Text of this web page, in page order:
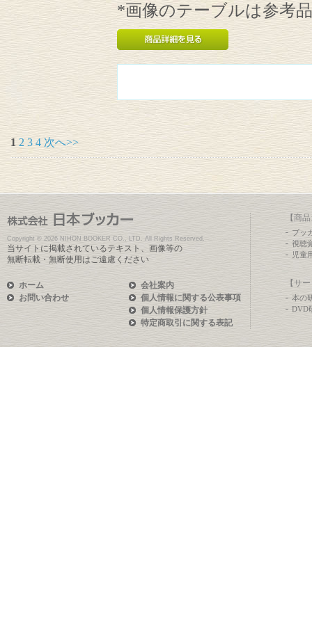
*画像のテーブルは参考
1 2 3 4 次へ>>
Copyright © 2026 NIHON BOOKER CO., LTD. All Rights Reserved.
当サイトに掲載されているテキスト、画像等の
無断転載・無断使用はご遠慮ください
ホーム
お問い合わせ
会社案内
個人情報に関する公表事項
個人情報保護方針
特定商取引に関する表記
【商
ブッ
視聴
児童
【サ
本の
DVD